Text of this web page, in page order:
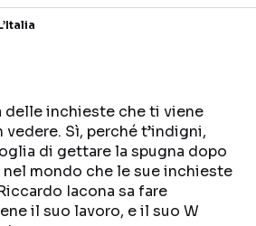
REALITY SHOW
FICTION
delle inchieste che ti viene
Sì, perché t’indigni,
di gettare la spugna dopo
mondo che le sue inchieste
Iacona sa fare
il suo lavoro, e il suo W